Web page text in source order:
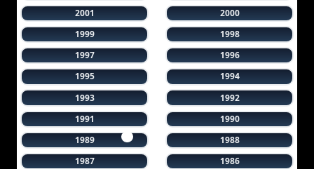
2001
2000
1999
1998
1997
1996
1995
1994
1993
1992
1991
1990
1989
1988
1987
1986